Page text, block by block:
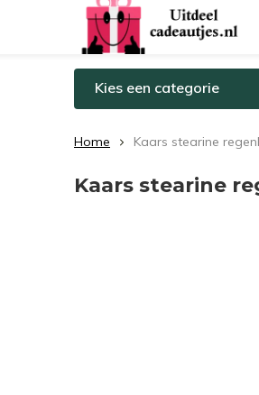
Kies een categorie
Home Kaars stearine
Kaars stearine